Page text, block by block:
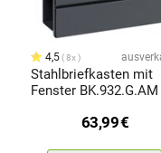
4,5 8x
Stahlbriefkasten mit
Fenster BK.932.G.AM
63,99€